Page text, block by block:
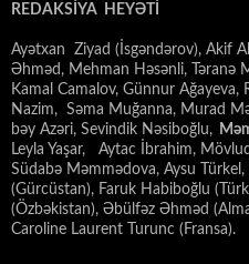
REDAKSİYA HEYƏTİ
Ayətxan Ziyad (İsgəndərov), Akif
Əhməd, Mehman Həsənli, Təranə
Kamal Camalov, Günnur Ağayeva,
Nazim, Səma Muğanna, Murad
bəy Azəri, Sevindik Nəsiboğlu,
Leyla Yaşar, Aytac İbrahim,
Südabə Məmmədova, Aysu
(Gürcüstan), Faruk Habiboğlu
(Özbəkistan), Əbülfəz Əhməd
Caroline Laurent Turunc (Fransa).